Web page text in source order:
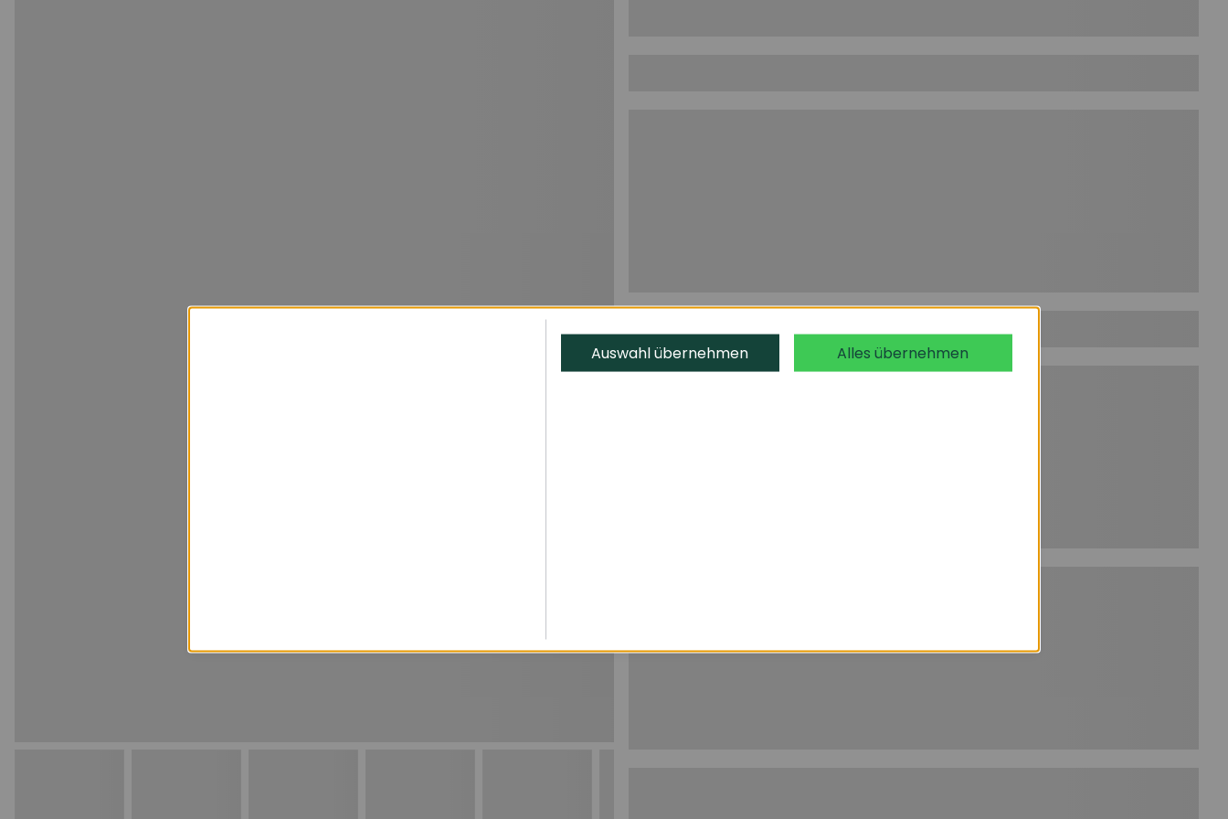
Auswahl übernehmen Alles übernehmen